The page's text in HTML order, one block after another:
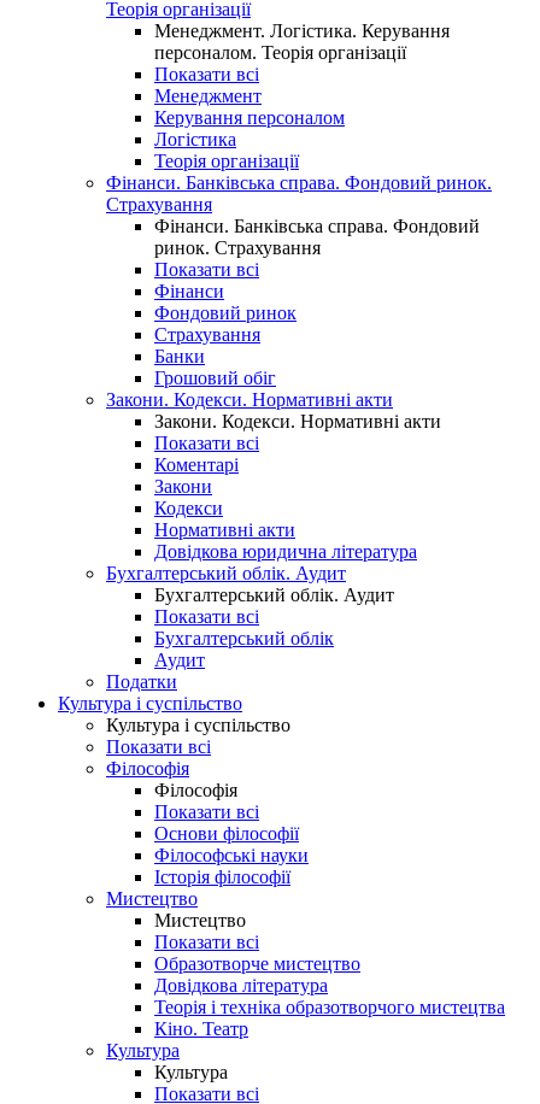
Теорія організації
Менеджмент. Логістика. Керування
персоналом. Теорія організації
Показати всі
Менеджмент
Керування персоналом
Логістика
Теорія організації
Фінанси. Банківська справа. Фондовий ринок.
Страхування
Фінанси. Банківська справа. Фондовий
ринок. Страхування
Показати всі
Фінанси
Фондовий ринок
Страхування
Банки
Грошовий обіг
Закони. Кодекси. Нормативні акти
Закони. Кодекси. Нормативні акти
Показати всі
Коментарі
Закони
Кодекси
Нормативні акти
Довідкова юридична література
Бухгалтерський облік. Аудит
Бухгалтерський облік. Аудит
Показати всі
Бухгалтерський облік
Аудит
Податки
Культура і суспільство
Культура і суспільство
Показати всі
Філософія
Філософія
Показати всі
Основи філософії
Філософські науки
Історія філософії
Мистецтво
Мистецтво
Показати всі
Образотворче мистецтво
Довідкова література
Теорія і техніка образотворчого мистецтва
Кіно. Театр
Культура
Культура
Показати всі